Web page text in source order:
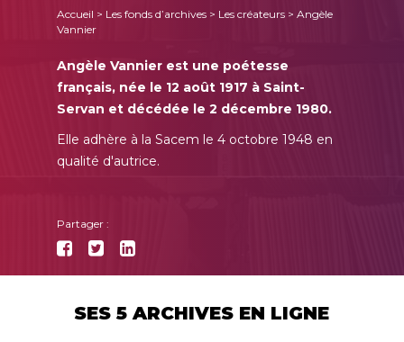
Accueil > Les fonds d’archives > Les créateurs > Angèle
Vannier
Angèle Vannier est une poétesse
français, née le 12 août 1917 à Saint-
Servan et décédée le 2 décembre 1980.
Elle adhère à la Sacem le 4 octobre 1948 en
qualité d'autrice.
Partager :
SES 5 ARCHIVES EN LIGNE